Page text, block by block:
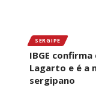
SERGIPE
IBGE
Lagarto e é a
sergipano